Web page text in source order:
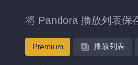
将 Pandora 播放列表保
Premium 播放列表